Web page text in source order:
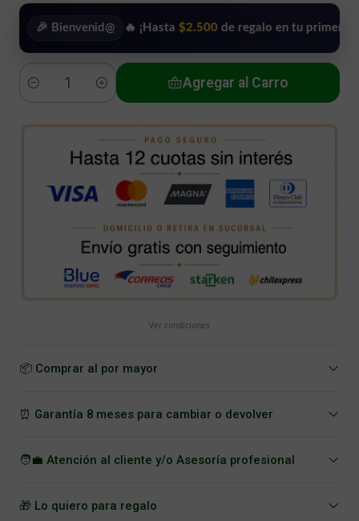
Bienvenid@ 🔥 ¡Hasta$2.500de regalo en tu primera compra!
Cantidad
Agregar al Carro
Ver condiciones
📦 Comprar al por mayor
⏰ Garantía 8 meses para cambiar o devolver
🧑‍💼 Atención al cliente y/o Asesoría profesional
🎁 Lo quiero para regalo